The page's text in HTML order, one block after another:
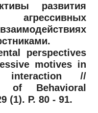
развития
perspectives
motives in
interaction //
of Behavioral
(1). P. 80 - 91.